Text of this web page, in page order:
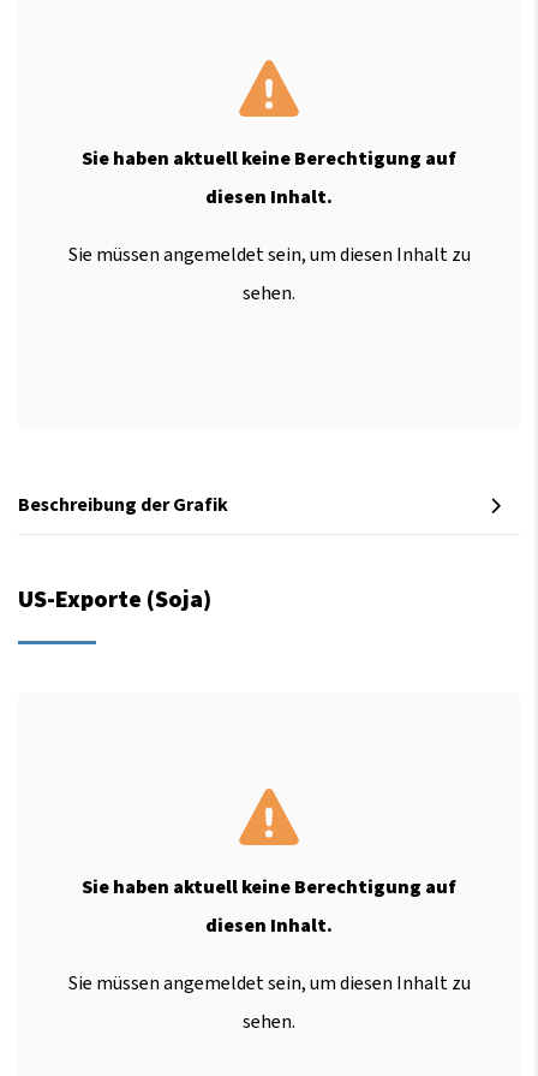
Sie haben aktuell keine Berechtigung auf
diesen Inhalt.
Sie müssen angemeldet sein, um diesen Inhalt zu
sehen.
Beschreibung der Grafik
US-Exporte (Soja)
Sie haben aktuell keine Berechtigung auf
diesen Inhalt.
Sie müssen angemeldet sein, um diesen Inhalt zu
sehen.